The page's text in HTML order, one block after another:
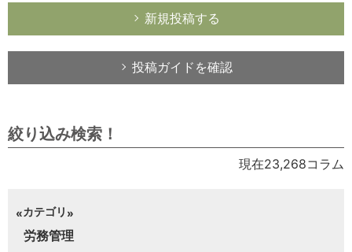
新規投稿する
投稿ガイドを確認
絞り込み検索！
現在23,268コラム
カテゴリ
労務管理